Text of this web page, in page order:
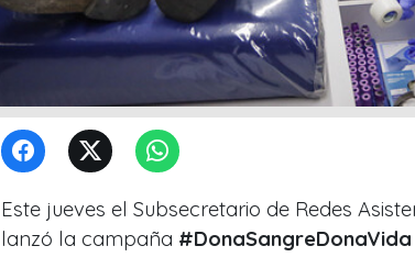
Este jueves el Subsecretario de Redes
lanzó la campaña #DonaSangreDonaVida